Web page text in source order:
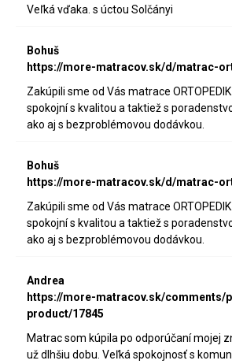
Veľká vďaka. s úctou Solčányi
Bohuš
https://more-matracov.sk/d/matrac-
Zakúpili sme od Vás matrace
spokojní s kvalitou a taktiež s
ako aj s bezproblémovou dodávkou.
Bohuš
https://more-matracov.sk/d/matrac-
Zakúpili sme od Vás matrace
spokojní s kvalitou a taktiež s
ako aj s bezproblémovou dodávkou.
Andrea
https://more-matracov.sk/comments/
product/17845
Matrac som kúpila po odporúčaní mojej
už dlhšiu dobu. Veľká spokojnosť s